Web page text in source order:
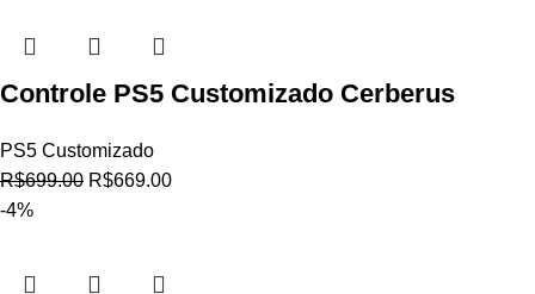
Controle PS5 Customizado Cerberus
PS5 Customizado
R$699.00 R$669.00
-4%